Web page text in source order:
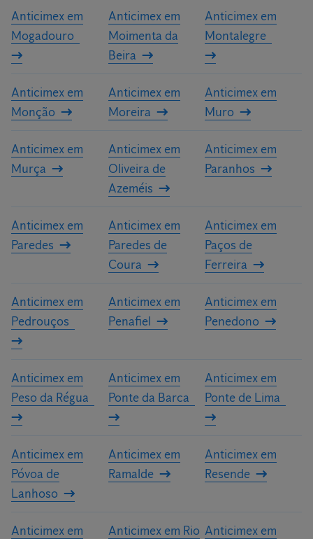
Anticimex em
Mogadouro
Anticimex em
Moimenta da
Beira
Anticimex em
Montalegre
Anticimex em
Monção
Anticimex em
Moreira
Anticimex em
Muro
Anticimex em
Murça
Anticimex em
Oliveira de
Azeméis
Anticimex em
Paranhos
Anticimex em
Paredes
Anticimex em
Paredes de
Coura
Anticimex em
Paços de
Ferreira
Anticimex em
Pedrouços
Anticimex em
Penafiel
Anticimex em
Penedono
Anticimex em
Peso da Régua
Anticimex em
Ponte da Barca
Anticimex em
Ponte de Lima
Anticimex em
Póvoa de
Lanhoso
Anticimex em
Ramalde
Anticimex em
Resende
Anticimex em Anticimex em Rio Anticimex em